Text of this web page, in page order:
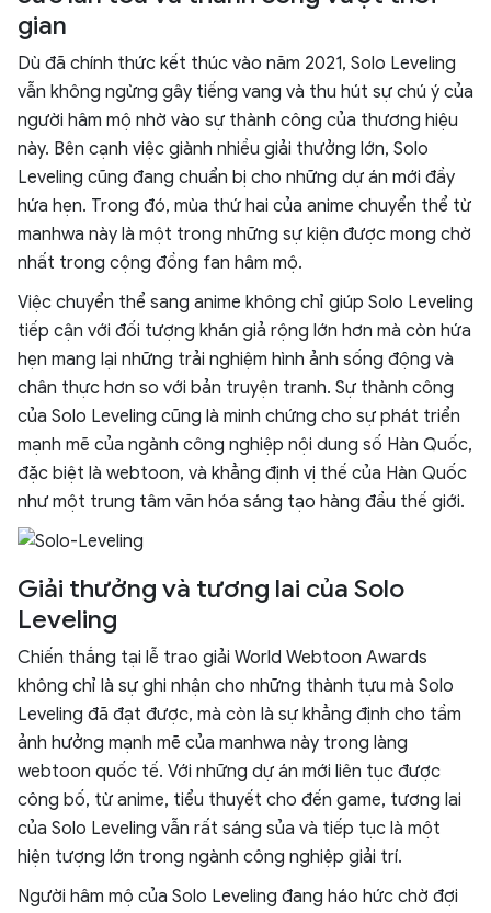
gian
Dù đã chính thức kết thúc vào năm 2021, Solo Leveling
vẫn không ngừng gây tiếng vang và thu hút sự chú ý của
người hâm mộ nhờ vào sự thành công của thương hiệu
này. Bên cạnh việc giành nhiều giải thưởng lớn, Solo
Leveling cũng đang chuẩn bị cho những dự án mới đầy
hứa hẹn. Trong đó, mùa thứ hai của anime chuyển thể từ
manhwa này là một trong những sự kiện được mong chờ
nhất trong cộng đồng fan hâm mộ.
Việc chuyển thể sang anime không chỉ giúp Solo Leveling
tiếp cận với đối tượng khán giả rộng lớn hơn mà còn hứa
hẹn mang lại những trải nghiệm hình ảnh sống động và
chân thực hơn so với bản truyện tranh. Sự thành công
của Solo Leveling cũng là minh chứng cho sự phát triển
mạnh mẽ của ngành công nghiệp nội dung số Hàn Quốc,
đặc biệt là webtoon, và khẳng định vị thế của Hàn Quốc
như một trung tâm văn hóa sáng tạo hàng đầu thế giới.
Giải thưởng và tương lai của Solo
Leveling
Chiến thắng tại lễ trao giải World Webtoon Awards
không chỉ là sự ghi nhận cho những thành tựu mà Solo
Leveling đã đạt được, mà còn là sự khẳng định cho tầm
ảnh hưởng mạnh mẽ của manhwa này trong làng
webtoon quốc tế. Với những dự án mới liên tục được
công bố, từ anime, tiểu thuyết cho đến game, tương lai
của Solo Leveling vẫn rất sáng sủa và tiếp tục là một
hiện tượng lớn trong ngành công nghiệp giải trí.
Người hâm mộ của Solo Leveling đang háo hức chờ đợi